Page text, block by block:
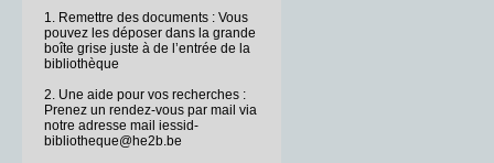
1. Remettre des documents : Vous
pouvez les déposer dans la grande
boîte grise juste à de l’entrée de la
bibliothèque
2. Une aide pour vos recherches :
Prenez un rendez-vous par mail via
notre adresse mail iessid-
bibliotheque@he2b.be